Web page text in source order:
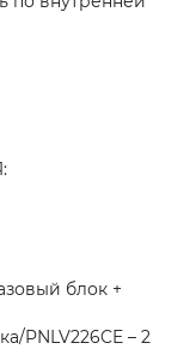
блок +
PNLV226CE – 2